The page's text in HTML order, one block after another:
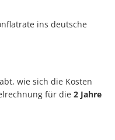
ins deutsche
wie sich die Kosten
für die 2 Jahre